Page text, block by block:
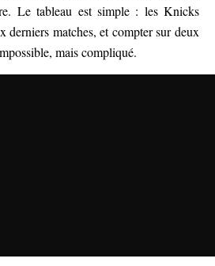
Le tableau est simple : les Knicks
derniers matches, et compter sur deux
mais compliqué.